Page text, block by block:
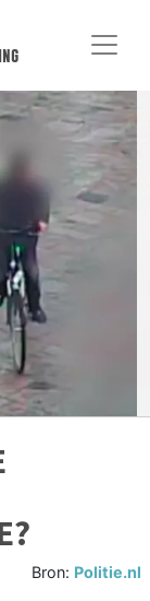
Bron: Politie.nl